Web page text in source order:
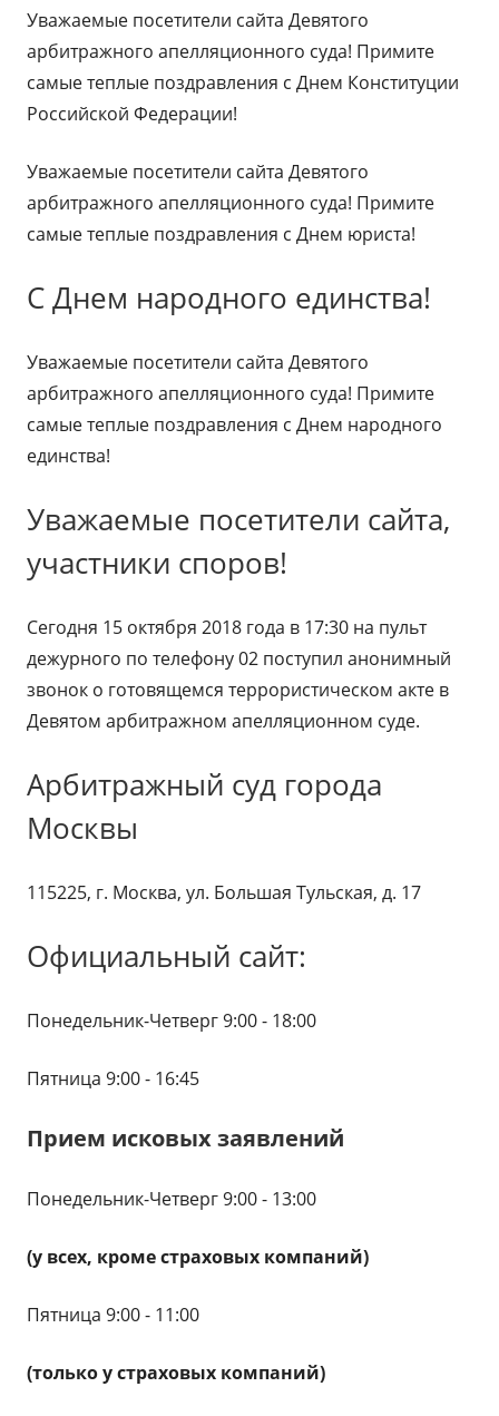
Уважаемые посетители сайта Девятого
арбитражного апелляционного суда! Примите
самые теплые поздравления с Днем Конституции
Российской Федерации!
Уважаемые посетители сайта Девятого
арбитражного апелляционного суда! Примите
самые теплые поздравления с Днем юриста!
С Днем народного единства!
Уважаемые посетители сайта Девятого
арбитражного апелляционного суда! Примите
самые теплые поздравления с Днем народного
единства!
Уважаемые посетители сайта,
участники споров!
Сегодня 15 октября 2018 года в 17:30 на пульт
дежурного по телефону 02 поступил анонимный
звонок о готовящемся террористическом акте в
Девятом арбитражном апелляционном суде.
Арбитражный суд города
Москвы
115225, г. Москва, ул. Большая Тульская, д. 17
Официальный сайт:
Понедельник-Четверг 9:00 - 18:00
Пятница 9:00 - 16:45
Прием исковых заявлений
Понедельник-Четверг 9:00 - 13:00
(у всех, кроме страховых компаний)
Пятница 9:00 - 11:00
(только у страховых компаний)